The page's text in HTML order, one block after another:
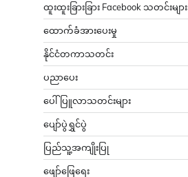
ထူးထူးခြားခြား Facebook သတင်းများ
ထောက်ခံအားပေးမှု
နိုင်ငံတကာသတင်း
ပညာပေး
ပေါ်ပြူလာသတင်းများ
ပျော်ပွဲရွှင်ပွဲ
ပြည်သူ့အကျိုးပြု
ဖျော်ဖြေရေး